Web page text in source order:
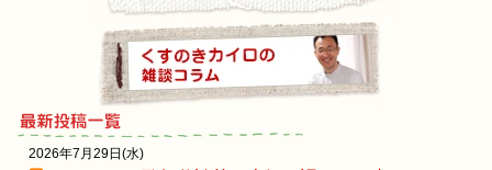
2026年7月29日(水)